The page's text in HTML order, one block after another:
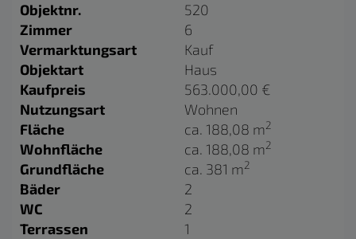
Objektnr.
520
Zimmer
6
Vermarktungsart
Kauf
Objektart
Haus
Kaufpreis
563.000,00 €
Nutzungsart
Wohnen
Fläche
ca. 188,08 m2
Wohnfläche ca. 188,08 m2
Grundfläche ca. 381 m2
Bäder
2
WC
2
Terrassen
1